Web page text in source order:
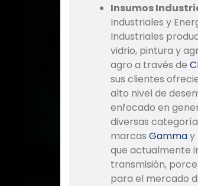
Insumos
Industriales y
Industriales
vidrio, pintura y
agro a través de
sus clientes
alto nivel de
enfocado en
diversas
marcas Gammay
que actualmente
transmisión,
para el mercado